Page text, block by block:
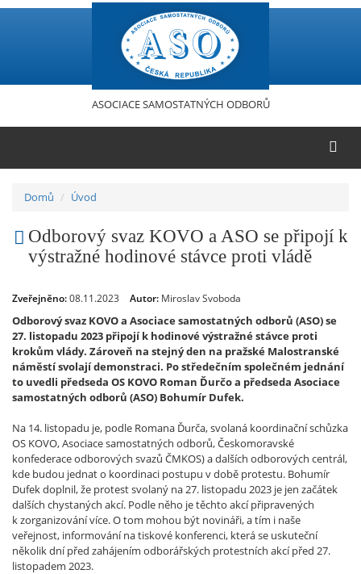
Přejít
ASOCIACE SAMOSTATNÝCH ODBORŮ
Domů Úvod
Odborový svaz KOVO a ASO se připojí k
výstražné hodinové stávce proti vládě
Zveřejněno:08.11.2023 Autor: Miroslav Svoboda
Odborový svaz KOVO a Asociace samostatných odborů (ASO) se
27. listopadu 2023 připojí k hodinové výstražné stávce proti
krokům vlády. Zároveň na stejný den na pražské Malostranské
náměstí svolají demonstraci. Po středečním společném jednání
to uvedli předseda OS KOVO Roman Ďurčo a předseda Asociace
samostatných odborů (ASO) Bohumír Dufek.
Na 14. listopadu je, podle Romana Ďurča, svolaná koordinační schůzka
OS KOVO, Asociace samostatných odborů, Českomoravské
konfederace odborových svazů ČMKOS) a dalších odborových centrál,
kde budou jednat o koordinaci postupu v době protestu. Bohumír
Dufek doplnil, že protest svolaný na 27. listopadu 2023 je jen začátek
dalších chystaných akcí. Podle něho je těchto akcí připravených
k zorganizování více. O tom mohou být novináři, a tím i naše
veřejnost, informování na tiskové konferenci, která se uskuteční
několik dní před zahájením odborářských protestních akcí před 27.
listopadem 2023.